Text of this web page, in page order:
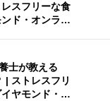
スフリーな食
ド・オンラ…
士が教える
| ストレスフリ
ヤモンド・…